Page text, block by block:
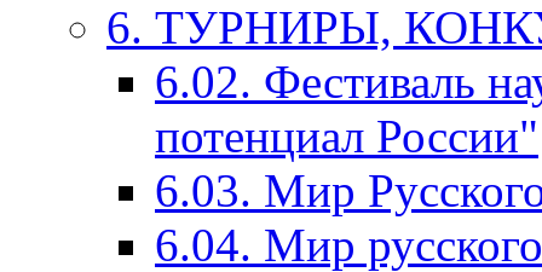
6. ТУРНИРЫ,
6.02. Фестиваль
потенциал России"
6.03. Мир
6.04. Мир